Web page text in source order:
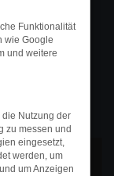
Funktionalität
wie Google
und weitere
Nutzung der
zu messen und
eingesetzt,
werden, um
um Anzeigen